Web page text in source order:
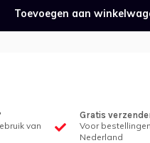
Toevoegen aan
van
Gratis
Voor
Nederland